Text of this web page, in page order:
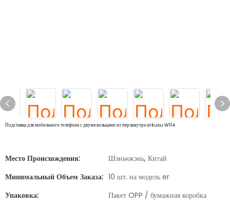
Подставка для мобильного телефона с двумя кольцами из перламутра aikusu W114
Место Происхождения:
Шэньчжэнь, Китай
Минимальный Объем Заказа: 10 шт. на модель er
Упаковка:
Пакет OPP / бумажная коробка